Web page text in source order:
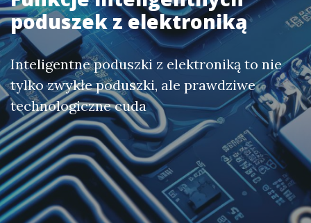
poduszek z elektroniką
Inteligentne poduszki z elektroniką to nie
tylko zwykłe poduszki, ale prawdziwe
technologiczne cuda